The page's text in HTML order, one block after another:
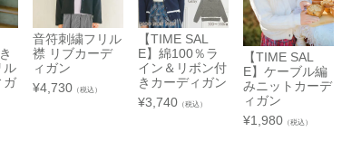
☐ あり ☑ややあり
☐ なし
☐柔らかい ☑ 普通
☐ かため
☐ 厚手 ☑ 普通
☐ 薄手
☑ なし
京成百貨店
茨城県水戸市泉町1丁目6-1
京成百貨店 ７階 子供服売場
2026.08.27 ～ 2026.09.2
ル
ガ
音符刺繍フリル
襟 リブカーデ
ィガン
¥4,730 （税込）
【TIME SAL
E】綿100％ラ
イン＆リボン付
きカーディガン
¥3,740 （税込）
【TIME SAL
E】ケーブル編
みニットカーデ
ィガン
¥1,980 （税込）